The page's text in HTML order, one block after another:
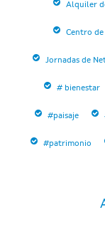
Alquiler
Centro
Jornadas de
# bienestar
#paisaje
#patrimonio